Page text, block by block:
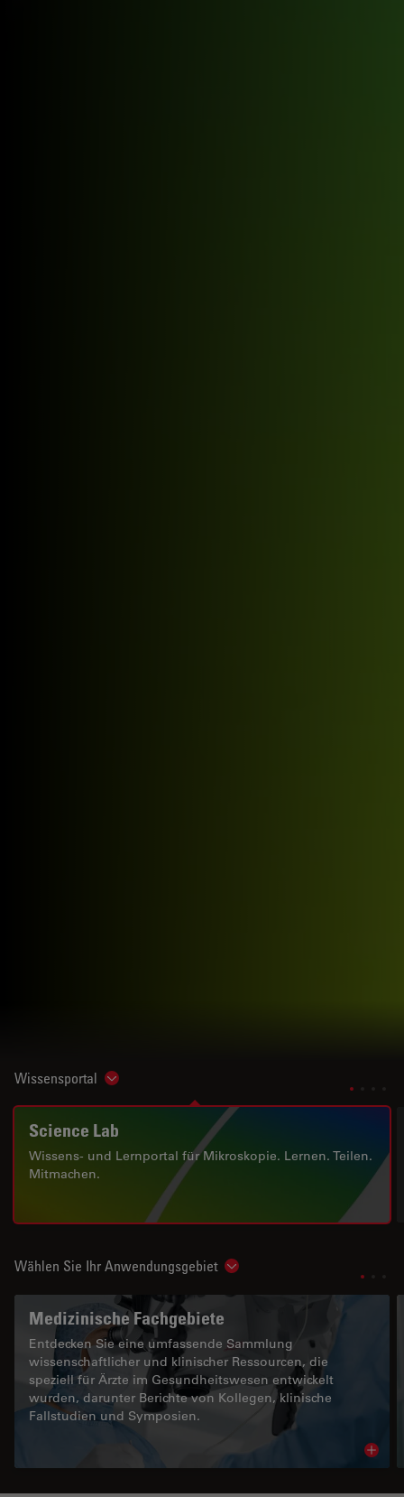
Wissensportal Show subnavigation
Science Lab
Wissens- und Lernportal für Mikroskopie. Lernen. Teilen.
Mitmachen.
Wählen Sie Ihr Anwendungsgebiet Show subnavigation
Medizinische Fachgebiete
Entdecken Sie eine umfassende Sammlung
wissenschaftlicher und klinischer Ressourcen, die
speziell für Ärzte im Gesundheitswesen entwickelt
wurden, darunter Berichte von Kollegen, klinische
Fallstudien und Symposien.